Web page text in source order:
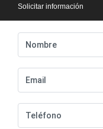
Solicitar información